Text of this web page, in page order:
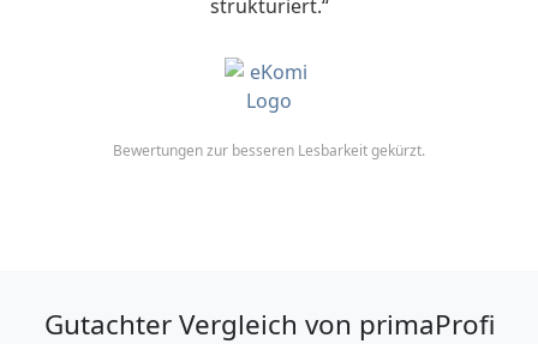
strukturiert.“
Bewertungen zur besseren Lesbarkeit gekürzt.
Gutachter Vergleich von primaProfi